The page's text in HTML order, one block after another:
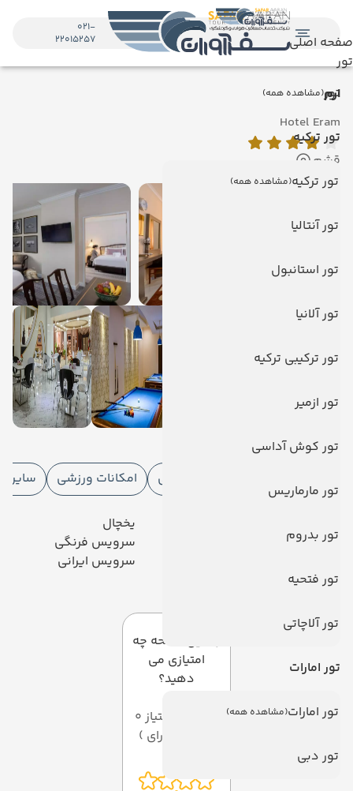
صفحه اصلی
تور
تور(مشاهده همه)
تور ترکیه
تور ترکیه(مشاهده همه)
تور آنتالیا
تور استانبول
تور آلانیا
تور ترکیبی ترکیه
تور ازمیر
تور کوش آداسی
تور مارماریس
تور بدروم
تور فتحیه
تور آلاچاتی
تور امارات
تور امارات(مشاهده همه)
تور دبی
021-
22015257
ارم
Hotel Eram
قشم
امکانات هتل
امکانات تفریحی امکانات ورزشی سایر
آسانسور
یخچال
سرویس فرنگی
سرویس ایرانی
دیدگاه کاربران
به این صفحه چه
امتیازی می
دهید؟
میانگین امتیاز 0